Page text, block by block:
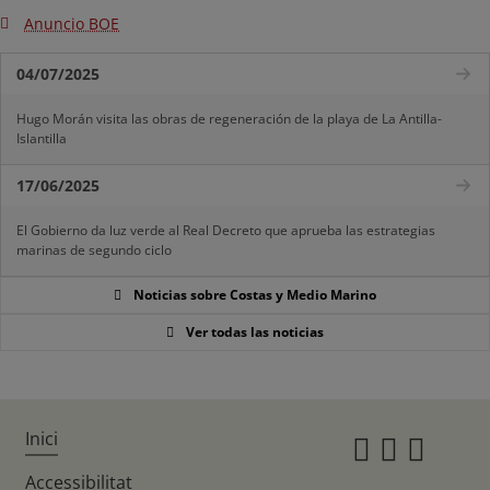
Anuncio BOE
04/07/2025
Hugo Morán visita las obras de regeneración de la playa de La Antilla-
Islantilla
17/06/2025
El Gobierno da luz verde al Real Decreto que aprueba las estrategias
marinas de segundo ciclo
Noticias sobre Costas y Medio Marino
Ver todas las noticias
Inici
Accessibilitat